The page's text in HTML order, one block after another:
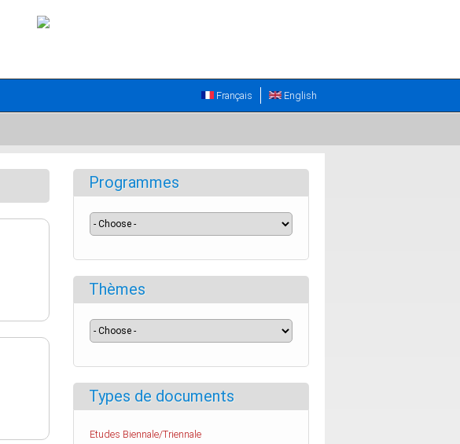
English
Français
Programmes
Thèmes
Types de documents
Etudes Biennale/Triennale